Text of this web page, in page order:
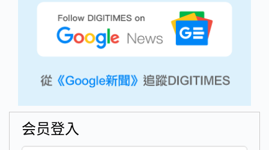
会员登入